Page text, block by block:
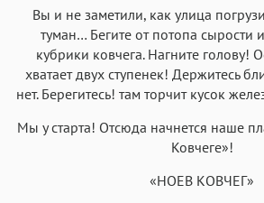
Вы и не заметили, как улица
туман… Бегите от потопа сырости
кубрики ковчега. Нагните голову!
хватает двух ступенек! Держитесь
нет. Берегитесь! там торчит кусок
Мы у старта! Отсюда начнется наше
Ковчеге»!
«НОЕВ КОВЧЕГ»